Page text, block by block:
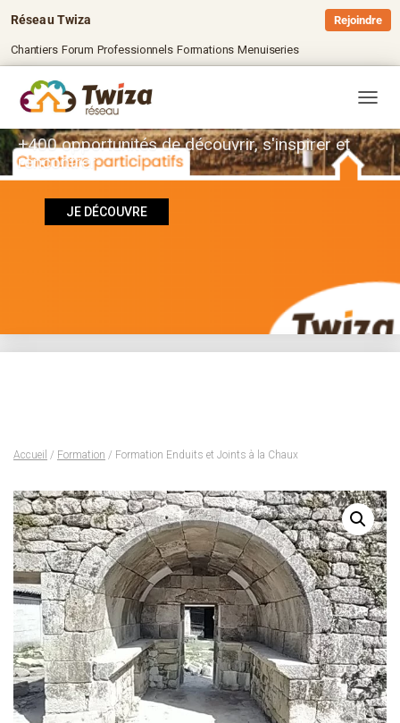
Réseau Twiza
Chantiers Forum Professionnels Formations Menuiseries
Rejoindre
Chantiers Participatifs
+400 opportunités de découvrir, s'inspirer et
rencontrer
JE DÉCOUVRE
Accueil / Formation / Formation Enduits et Joints à la Chaux